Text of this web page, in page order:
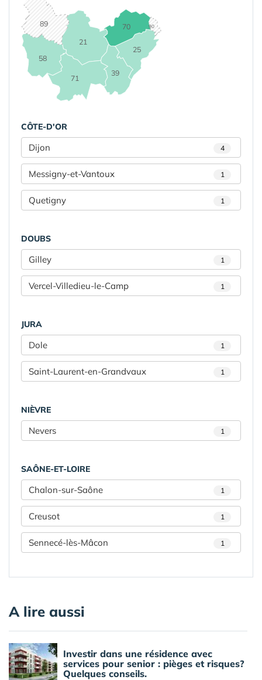
21
25
39
58
70
71
89 90
CÔTE-D'OR
Dijon 4
Messigny-et-Vantoux 1
Quetigny 1
DOUBS
Gilley 1
Vercel-Villedieu-le-Camp 1
JURA
Dole 1
Saint-Laurent-en-Grandvaux 1
NIÈVRE
Nevers 1
SAÔNE-ET-LOIRE
Chalon-sur-Saône 1
Creusot 1
Sennecé-lès-Mâcon 1
A lire aussi
Investir dans une résidence avec
services pour senior : pièges et risques?
Quelques conseils.